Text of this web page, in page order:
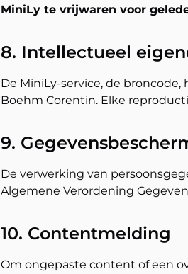
MiniLy te vrijwaren voor
8. Intellectueel
De MiniLy-service, de
Boehm Corentin. Elke
9.
De verwerking van
Algemene Verordening
10. Contentmelding
Om ongepaste content of een